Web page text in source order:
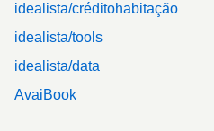
idealista/créditohabitação
idealista/tools
idealista/data
AvaiBook